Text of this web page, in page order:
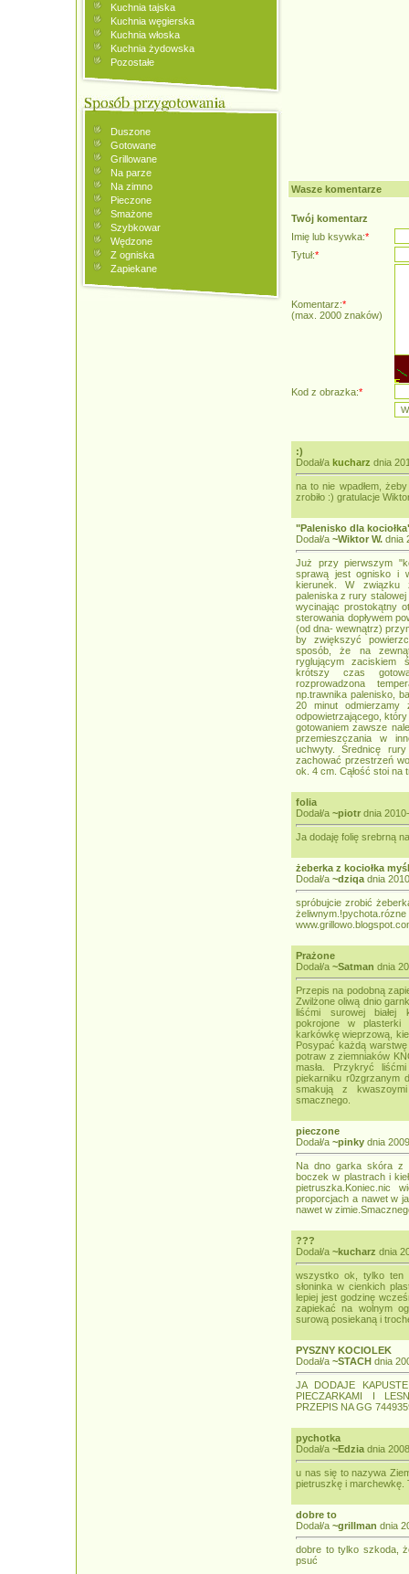
Kuchnia tajska
Kuchnia węgierska
Kuchnia włoska
Kuchnia żydowska
Pozostałe
Duszone
Gotowane
Grillowane
Na parze
Na zimno
Pieczone
Smażone
Szybkowar
Wędzone
Z ogniska
Zapiekane
Wasze komentarze
Twój komentarz
Imię lub ksywka:*
Tytuł:*
Komentarz:*
(max. 2000 znaków)
Kod z obrazka:*
:)
Dodał/a kucharz dnia
na to nie wpadłem,
zrobiło :) gratulacje
"Palenisko dla
Dodał/a ~Wiktor W. dnia
Już przy pierwszym
sprawą jest ognisko i
kierunek. W związku
paleniska z rury
wycinając prostokątny
sterowania dopływem
(od dna- wewnątrz)
by zwiększyć
sposób, że na
ryglującym zaciskiem
krótszy czas
rozprowadzona
np.trawnika palenisko,
20 minut
odpowietrzającego,
gotowaniem zawsze
przemieszczania w
uchwyty. Średnicę
zachować przestrzeń
ok. 4 cm. Cąłość stoi
folia
Dodał/a ~piotr dnia
Ja dodaję folię srebrną
żeberka z kociołka
Dodał/a ~dziqa dnia
spróbujcie zrobić
Prażone
Dodał/a ~Satman dnia
Przepis na podobną
Zwilżone oliwą dnio
liśćmi surowej białej
pokrojone w plasterki
karkówkę wieprzową,
Posypać każdą
potraw z ziemniaków
masła. Przykryć
piekarniku r0zgrzanym
smakują z
smacznego.
pieczone
Dodał/a ~pinky dnia
Na dno garka skóra z
boczek w plastrach i
pietruszka.Koniec.nic
proporcjach a nawet w
nawet w
???
Dodał/a ~kucharz dnia
wszystko ok, tylko ten
słoninka w cienkich
lepiej jest godzinę
zapiekać na wolnym
surową posiekaną i
PYSZNY KOCIOLEK
Dodał/a ~STACH dnia
JA DODAJE
PIECZARKAMI I
PRZEPIS NA GG
pychotka
Dodał/a ~Edzia dnia
u nas się to nazywa
pietruszkę i marchewkę.
dobre to
Dodał/a ~grillman dnia
dobre to tylko szkoda,
psuć